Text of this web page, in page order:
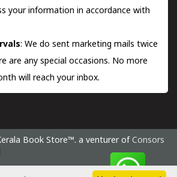
your information in accordance with
: We do sent marketing mails twice
are any special occasions. No more
will reach your inbox.
Book Store™. a venturer of Consors